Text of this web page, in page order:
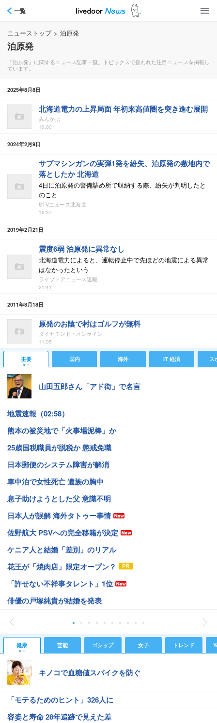
一覧
ニューストップ > 泊原発
泊原発
『泊原発』に関するニュース記事一覧。トピックスで扱われた注目ニュースを掲載し
ています。
2025年8月8日
北海道電力の上昇局面 年初来高値圏を突き進む展開
みんかぶ
10:00
2024年2月9日
サブマシンガンの実弾1発を紛失、泊原発の敷地内で
落としたか 北海道
4日に泊原発の警備詰め所で収納する際、紛失が判明したと
のこと
STVニュース北海道
16:37
2019年2月21日
震度6弱 泊原発に異常なし
北海道電力によると、運転停止中で先ほどの地震による異常
はなかったという
ライブドアニュース速報
21:41
2011年8月18日
原発のお陰で村はゴルフが無料
ダイヤモンド・オンライン
11:05
主要 国内 海外 IT 経済 ス
山田五郎さん「アド街」で名言
地震速報（02:58）
熊本の被災地で「火事場泥棒」か
25歳国税職員が脱税か 懲戒免職
日本郵便のシステム障害が解消
車中泊で女性死亡 遺族の胸中
息子助けようとした父 意識不明
日本人が誤解 海外タトゥー事情
佐野航大 PSVへの完全移籍が決定
ケニア人と結婚「差別」のリアル
花王が「焼肉店」限定オープン？
「許せない不祥事タレント」1位
俳優の戸塚純貴が結婚を発表
健康 芸能 ゴシップ 女子 トレンド
キノコで血糖値スパイクを防ぐ
「モテるためのヒント」326人に
容姿と寿命 28年追跡で見えた差